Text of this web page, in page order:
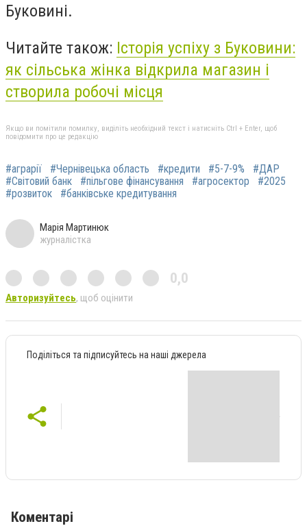
Буковині.
Читайте також: Історія успіху з Буковини:
як сільська жінка відкрила магазин і
створила робочі місця
Якщо ви помітили помилку, виділіть необхідний текст і натисніть Ctrl + Enter, щоб
повідомити про це редакцію
#аграрії #Чернівецька область #кредити #5-7-9%
#ДАР
#Світовий банк
#пільгове фінансування #агросектор
#2025
#розвиток
#банківське кредитування
Марія Мартинюк
журналістка
0,0
Авторизуйтесь, щоб оцінити
Поділіться та підписуйтесь на наші джерела
Коментарі